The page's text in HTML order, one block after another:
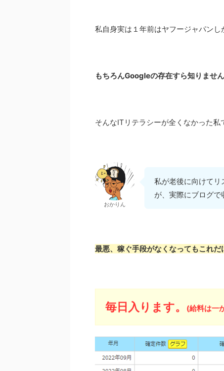
私自身実は１年前はヤフージャパンし
もちろんGoogleの存在すら知りません
そんなITリテラシーが全くなかった私
おかりん
私が老後に向けてリ
が、実際にブログで
最悪、稼ぐ手段がなくなってもこれだ
毎日入ります。 (給料は一